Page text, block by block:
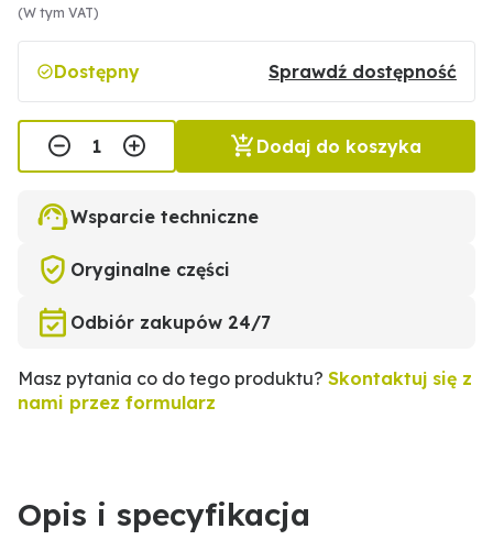
(W tym VAT)
Dostępny Sprawdź dostępność
Dodaj do koszyka
Wsparcie techniczne
Oryginalne części
Odbiór zakupów 24/7
Masz pytania co do tego produktu? Skontaktuj się z
nami przez formularz
Opis i specyfikacja